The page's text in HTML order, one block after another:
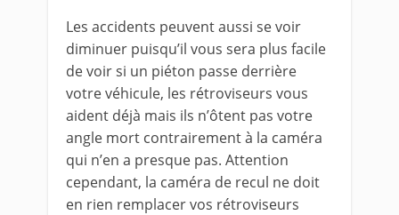
Les accidents peuvent aussi se voir
diminuer puisqu’il vous sera plus facile
de voir si un piéton passe derrière
votre véhicule, les rétroviseurs vous
aident déjà mais ils n’ôtent pas votre
angle mort contrairement à la caméra
qui n’en a presque pas. Attention
cependant, la caméra de recul ne doit
en rien remplacer vos rétroviseurs